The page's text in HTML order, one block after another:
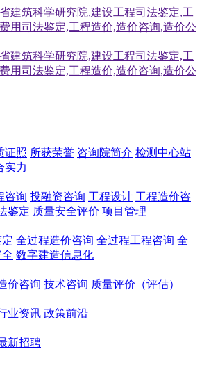
证照 所获荣誉 咨询院简介 检测中心站
实力
咨询 投融资咨询 工程设计 工程造价咨
鉴定 质量安全评价 项目管理
全过程造价咨询 全过程工程咨询 全
数字建造信息化
价咨询 技术咨询 质量评价（评估）
业资讯 政策前沿
新招聘